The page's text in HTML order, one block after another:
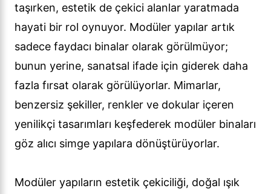
taşırken, estetik de çekici alanlar yaratmada
hayati bir rol oynuyor. Modüler yapılar artık
sadece faydacı binalar olarak görülmüyor;
bunun yerine, sanatsal ifade için giderek daha
fazla fırsat olarak görülüyorlar. Mimarlar,
benzersiz şekiller, renkler ve dokular içeren
yenilikçi tasarımları keşfederek modüler binaları
göz alıcı simge yapılara dönüştürüyorlar.
Modüler yapıların estetik çekiciliği, doğal ışık